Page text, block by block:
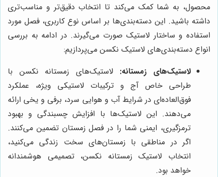
محصول، به شما کمک می‌کند تا انتخاب دقیق‌تر و مناسب‌تری
داشته باشید. این دسته‌بندی‌ها بر اساس نوع کاربری، فصل مورد
استفاده و ساختار لاستیک صورت می‌گیرند. در ادامه به بررسی
انواع دسته‌بندی‌های لاستیک نکسن می‌پردازیم:
لاستیک‌های زمستانه: لاستیک‌های زمستانه نکسن با
طراحی خاص آج و ترکیبات لاستیکی ویژه، عملکرد
فوق‌العاده‌ای در شرایط آب و هوایی سرد، برفی و یخی ارائه
می‌دهند. این لاستیک‌ها با افزایش چسبندگی و بهبود
ترمزگیری، ایمنی شما را در فصل زمستان تضمین می‌کنند.
اگر در مناطقی با زمستان‌های سخت زندگی می‌کنید،
انتخاب لاستیک زمستانه نکسن، تصمیمی هوشمندانه
خواهد بود.